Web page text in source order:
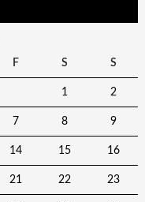
F S S
1 2
7 8 9
14 15 16
21 22 23